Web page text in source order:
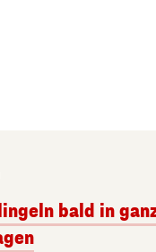
bald in